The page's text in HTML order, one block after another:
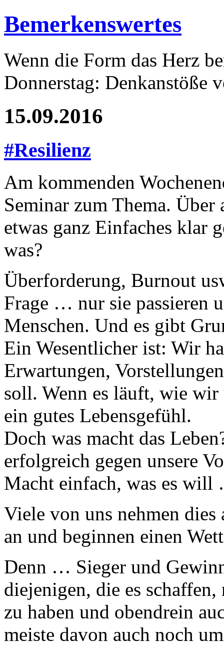
Bemerkenswertes
Wenn die Form das Herz
Donnerstag: Denkanstöße
15.09.2016
#Resilienz
Am kommenden
Seminar zum Thema.
etwas ganz Einfaches klar
was?
Überforderung, Burnout
Frage … nur sie passieren
Menschen. Und es gibt
Ein Wesentlicher ist: Wir
Erwartungen,
soll. Wenn es läuft, wie wir
ein gutes Lebensgefühl.
Doch was macht das
erfolgreich gegen unsere
Macht einfach, was es
Viele von uns nehmen
an und beginnen einen
Denn … Sieger und
diejenigen, die es
zu haben und obendrein
meiste davon auch noch